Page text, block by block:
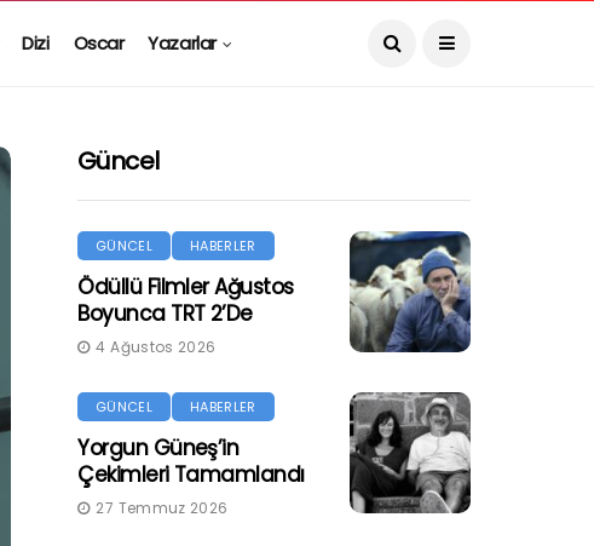
Dizi Oscar Yazarlar
Güncel
GÜNCEL HABERLER
Ödüllü Filmler Ağustos
Boyunca TRT 2’de
4 Ağustos 2026
GÜNCEL HABERLER
Yorgun Güneş’in
Çekimleri Tamamlandı
27 Temmuz 2026